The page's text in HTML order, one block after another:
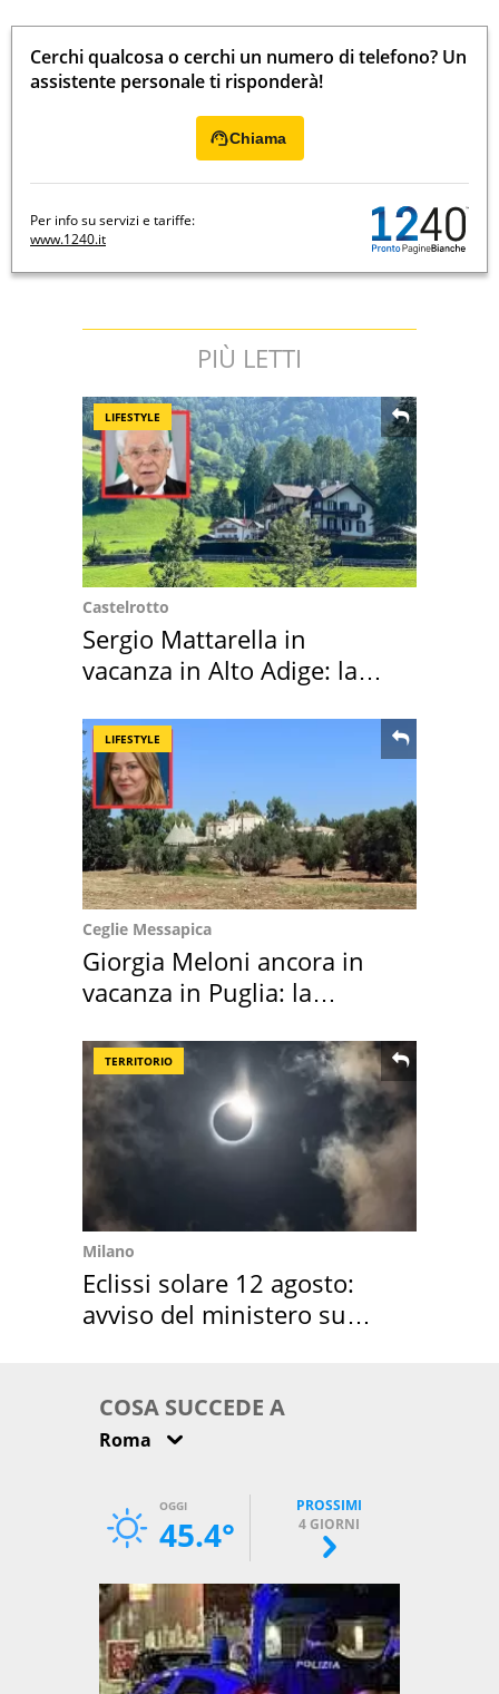
Cerchi qualcosa o cerchi un numero di telefono? Un
assistente personale ti risponderà!
Chiama
Per info su servizi e tariffe:
www.1240.it
PIÙ LETTI
LIFESTYLE
Castelrotto
Sergio Mattarella in
vacanza in Alto Adige: la
LIFESTYLE
Ceglie Messapica
Giorgia Meloni ancora in
vacanza in Puglia: la
TERRITORIO
Milano
Eclissi solare 12 agosto:
avviso del ministero su